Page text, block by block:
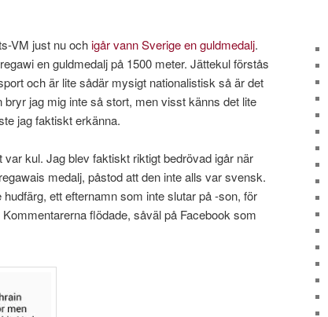
VM just nu ochigår vann Sverige en guldmedalj.
en guldmedalj på 1500 meter. Jättekul förstås
och är lite sådär mysigt nationalistisk så är det
jag mig inte så stort, men visst känns det lite
jag faktiskt erkänna.
kul. Jag blev faktiskt riktigt bedrövad igår när
medalj, påstod att den inte alls var svensk.
ett efternamn som inte slutar på -son, för
flödade, såväl på Facebook som